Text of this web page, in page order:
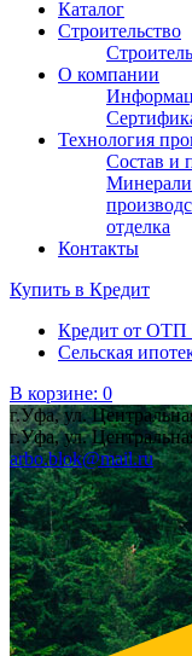
Каталог
Строительство
О компании
Технология
Состав и
отделка
Контакты
Купить в Кредит
Кредит от ОТП
Сельская
В корзине: 0
г.Уфа, ул.
г.Уфа, ул.
arbo.blok@mail.ru